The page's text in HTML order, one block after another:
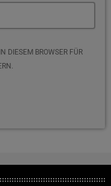
DIESEM BROWSER FÜR